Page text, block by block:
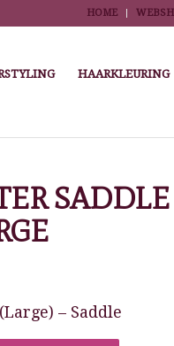
HOME
HAARKLEURING
– Saddle